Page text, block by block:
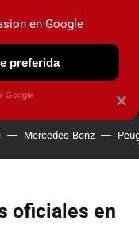
NUEVO
OBSERVATORIO
Mercedes-Benz
oficiales en
×
en Google
preferida
Google